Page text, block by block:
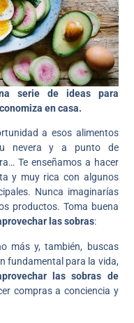
serie de ideas para
en casa.
a esos alimentos
nevera y a punto de
Te enseñamos a hacer
y muy rica con algunos
Nunca imaginarías
productos. Toma buena
las sobras:
más y, también, buscas
fundamental para la vida,
las sobras de
compras a conciencia y